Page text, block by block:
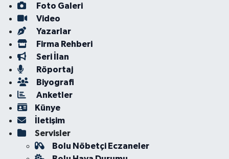
Foto Galeri
Video
Yazarlar
Firma Rehberi
Seri İlan
Röportaj
Biyografi
Anketler
Künye
İletişim
Servisler
Bolu Nöbetçi Eczaneler